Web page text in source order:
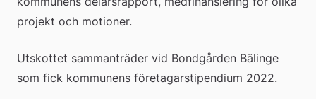
m
u
n
projekt och motioner.
Utskottet sammanträder vid Bondgården Bälinge
som fick kommunens företagarstipendium 2022.